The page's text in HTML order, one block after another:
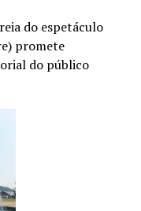
do espetáculo
promete
do público